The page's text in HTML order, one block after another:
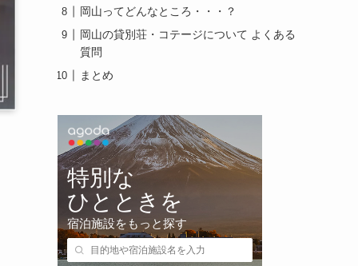
岡山ってどんなところ・・・？
岡山の貸別荘・コテージについて よくある
質問
まとめ